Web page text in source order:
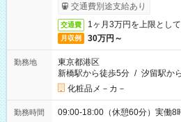
ービス利用可（利用条件有）
交通費別途支給あり
交通費 1ヶ月3万円を上限とし
月収例 30万円～
勤務地
東京都港区
新橋駅から徒歩5分 / 汐留駅か
化粧品メ－カ－
勤務時間 09:00-18:00（休憩60分）実働8